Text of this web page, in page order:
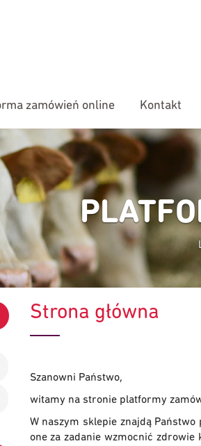
zamówień online Kontakt
Strona główna
Szanowni Państwo,
witamy na stronie platformy
W naszym sklepie znajdą
one za zadanie wzmocnić